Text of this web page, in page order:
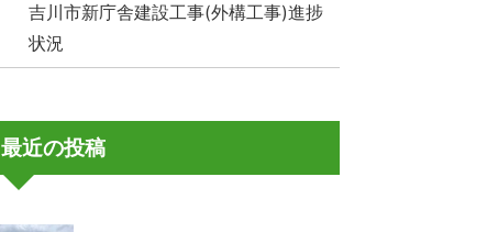
吉川市新庁舎建設工事(外構工事)進捗
状況
最近の投稿